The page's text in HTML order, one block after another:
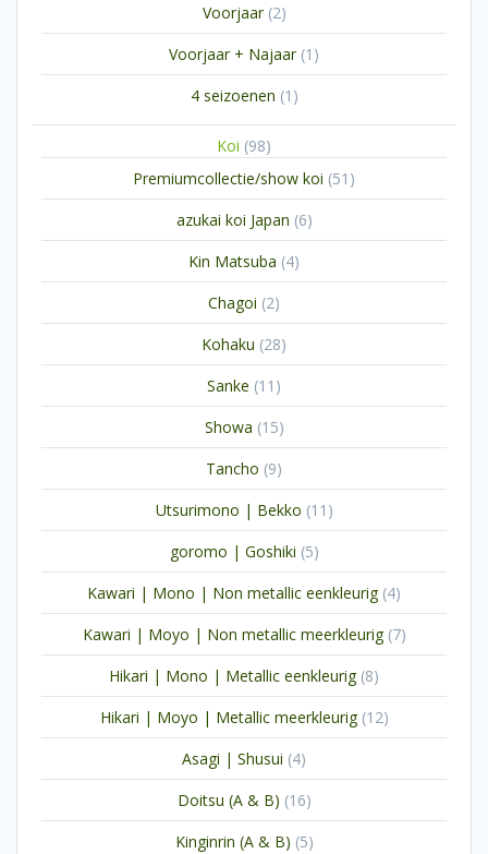
Voorjaar 22
producten
Voorjaar + Najaar 1 1
product
4 seizoenen 1 1
Koi 9898
producten
Premiumcollectie/show koi 51 51
producten
azukai koi Japan 66
producten
Kin Matsuba 44
producten
Chagoi 22
producten
Kohaku 2828
producten
Sanke 11 11
producten
Showa 1515
producten
Tancho 99
producten
Utsurimono | Bekko 11 11
producten
goromo | Goshiki 55
producten
Kawari | Mono | Non metallic eenkleurig 44
producten
Kawari | Moyo | Non metallic meerkleurig 77
producten
Hikari | Mono | Metallic eenkleurig 88
producten
Hikari | Moyo | Metallic meerkleurig 1212
producten
Asagi | Shusui 44
producten
Doitsu (A & B) 1616
producten
Kinginrin (A & B) 55